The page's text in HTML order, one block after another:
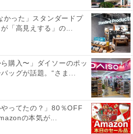
ん」がパワーアップして期間
提供するのは、復活販売となる
べ比べ」。
かった」スタンダードプ
「高見えする」の...
ら購入〜」ダイソーのポッ
ッグが話題。“さま...
やってたの？」80％OFF
の本気が...